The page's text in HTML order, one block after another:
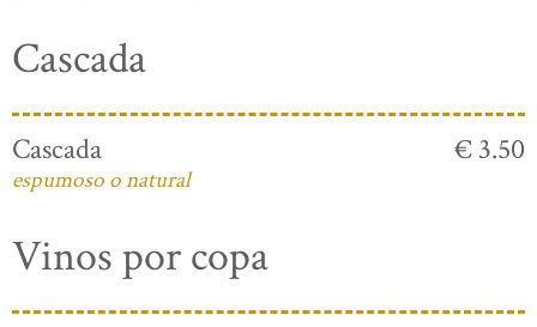
Cascada
Cascada
espumoso o natural
€ 3.50
Vinos por copa